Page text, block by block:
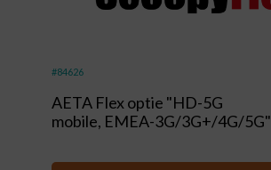
#84626
AETA Flex optie "HD-5G
mobile, EMEA-3G/3G+/4G/5G"